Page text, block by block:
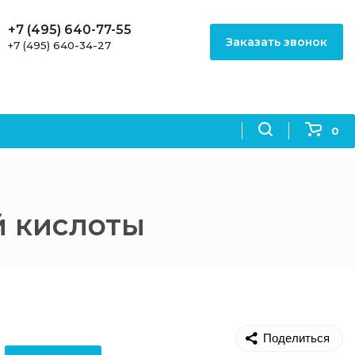
0
+7 (495) 640-77-55
+7 (495) 640-34-27 Заказать звонок
кислоты
Поделиться